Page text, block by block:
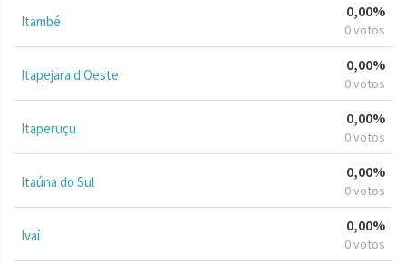
Itambé
0,00%
0 votos
Itapejara d'Oeste
0,00%
0 votos
Itaperuçu
0,00%
0 votos
Itaúna do Sul
0,00%
0 votos
Ivaí
0,00%
0 votos